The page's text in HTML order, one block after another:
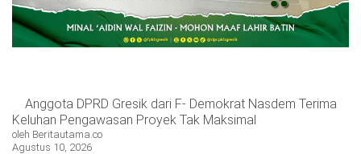
Anggota DPRD Gresik dari F- Demokrat Nasdem Terima
Keluhan Pengawasan Proyek Tak Maksimal
oleh Beritautama.co
Agustus 10, 2026